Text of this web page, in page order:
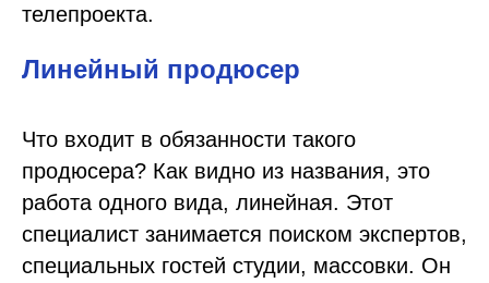
телепроекта.
Линейный продюсер
Что входит в обязанности такого
продюсера? Как видно из названия, это
работа одного вида, линейная. Этот
специалист занимается поиском экспертов,
специальных гостей студии, массовки. Он